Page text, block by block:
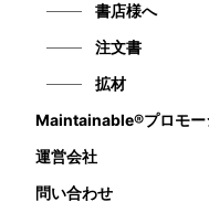
書店様へ
注文書
拡材
Maintainable®プロモー
運営会社
問い合わせ